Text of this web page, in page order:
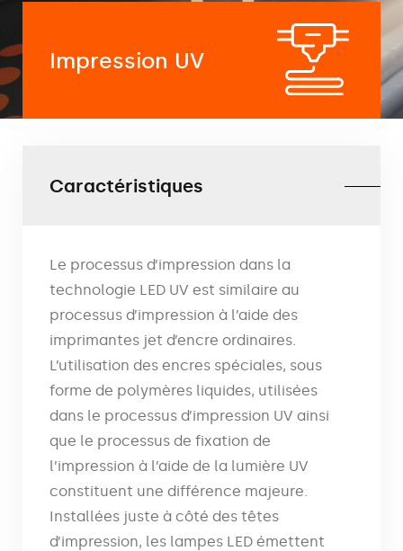
Impression UV
Caractéristiques
Le processus d’impression dans la
technologie LED UV est similaire au
processus d’impression à l’aide des
imprimantes jet d’encre ordinaires.
L’utilisation des encres spéciales, sous
forme de polymères liquides, utilisées
dans le processus d’impression UV ainsi
que le processus de fixation de
l’impression à l’aide de la lumière UV
constituent une différence majeure.
Installées juste à côté des têtes
d’impression, les lampes LED émettent